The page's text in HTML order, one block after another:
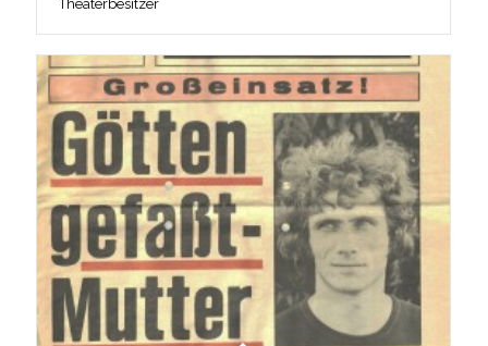
Theaterbesitzer